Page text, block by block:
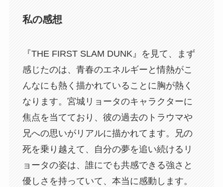
私の感想
『THE FIRST SLAM DUNK』を見て、まず
感じたのは、青春のエネルギーと情熱がこ
んなにも熱く描かれていることに胸が熱く
なります。宮城リョータのキャラクターに
焦点を当てており、彼の過去のトラウマや
兄への思いがリアルに描かれてます。兄の
死を乗り越えて、自分の夢を追い続けるリ
ョータの姿は、誰にでも共感できる強さと
優しさを持っていて、本当に感動します。